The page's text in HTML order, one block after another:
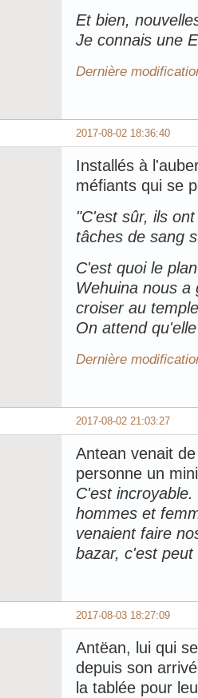
Et bien,
Je connais une
Dernière
2017-08-02 18:36:40
Installés à
méfiants qui se
"C'est sûr, ils
tâches de sang
C'est quoi le
Wehuina nous a
croiser au
On attend
Dernière
2017-08-02 21:03:27
Antean venait
personne un
C'est
hommes et
venaient faire
bazar, c'est
2017-08-03 18:27:09
Antëan, lui qui
depuis son
la tablée pour